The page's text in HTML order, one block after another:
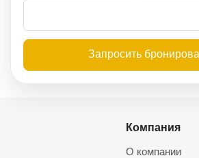
Запросить
Компания
О компании